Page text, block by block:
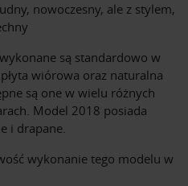
nowoczesny, ale z stylem,
są standardowo w
wiórowa oraz naturalna
są one w wielu różnych
Model 2018 posiada
i drapane.
wykonanie tego modelu w